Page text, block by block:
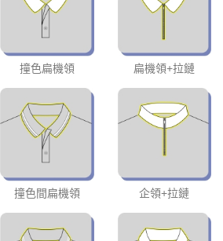
撞色扁機領 扁機領+拉鏈
撞色間扁機領 企領+拉鏈